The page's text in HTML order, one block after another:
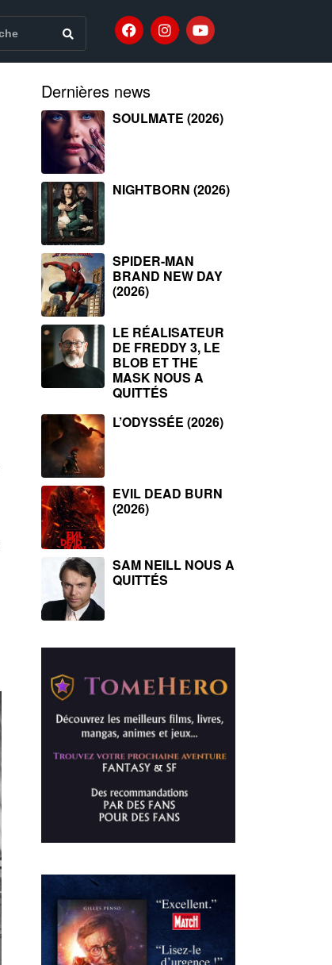
Dernières news
SOULMATE (2026)
NIGHTBORN (2026)
SPIDER-MAN
BRAND NEW DAY
(2026)
LE RÉALISATEUR
DE FREDDY 3, LE
BLOB ET THE
MASK NOUS A
QUITTÉS
L’ODYSSÉE (2026)
EVIL DEAD BURN
(2026)
SAM NEILL NOUS A
QUITTÉS